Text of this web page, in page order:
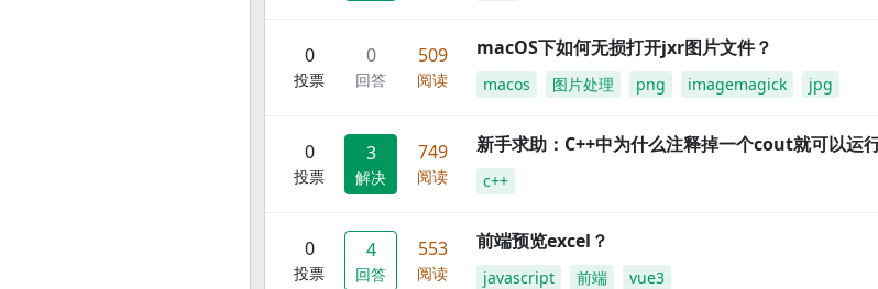
0
投票
0
回答
509
阅读
macOS下如何无损打开jxr图片文件？
macos 图片处理 png imagemagick jpg
0
投票
3
解决
749
阅读
新手求助：C++中为什么注释掉一个cout就可以运
c++
0
投票
4
回答
553
阅读
前端预览excel？
javascript 前端 vue3